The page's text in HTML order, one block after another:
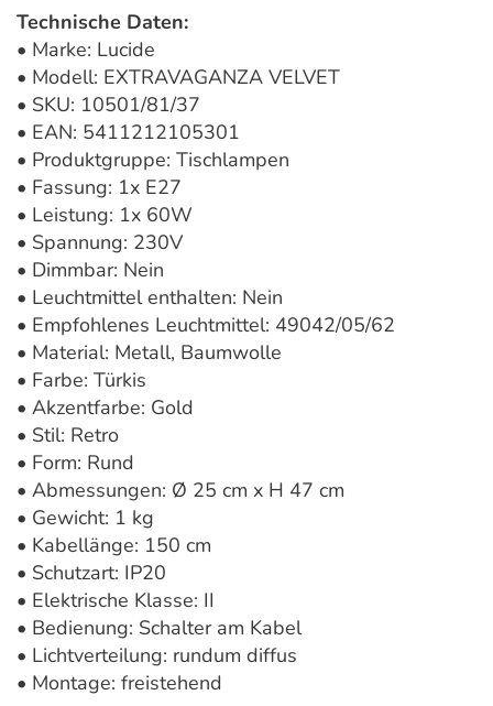
Technische Daten:
• Marke: Lucide
• Modell: EXTRAVAGANZA VELVET
• SKU: 10501/81/37
• EAN: 5411212105301
• Produktgruppe: Tischlampen
• Fassung: 1x E27
• Leistung: 1x 60W
• Spannung: 230V
• Dimmbar: Nein
• Leuchtmittel enthalten: Nein
• Empfohlenes Leuchtmittel: 49042/05/62
• Material: Metall, Baumwolle
• Farbe: Türkis
• Akzentfarbe: Gold
• Stil: Retro
• Form: Rund
• Abmessungen: Ø 25 cm x H 47 cm
• Gewicht: 1 kg
• Kabellänge: 150 cm
• Schutzart: IP20
• Elektrische Klasse: II
• Bedienung: Schalter am Kabel
• Lichtverteilung: rundum diffus
• Montage: freistehend